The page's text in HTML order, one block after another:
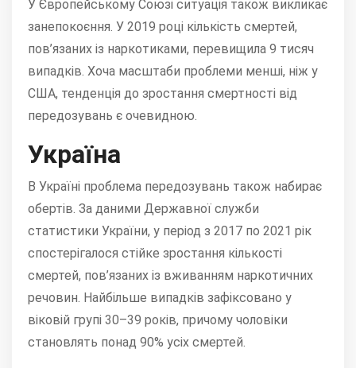
У Європейському Союзі ситуація також викликає
занепокоєння. У 2019 році кількість смертей,
пов’язаних із наркотиками, перевищила 9 тисяч
випадків. Хоча масштаби проблеми менші, ніж у
США, тенденція до зростання смертності від
передозувань є очевидною.
Україна
В Україні проблема передозувань також набирає
обертів. За даними Державної служби
статистики України, у період з 2017 по 2021 рік
спостерігалося стійке зростання кількості
смертей, пов’язаних із вживанням наркотичних
речовин. Найбільше випадків зафіксовано у
віковій групі 30–39 років, причому чоловіки
становлять понад 90% усіх смертей.